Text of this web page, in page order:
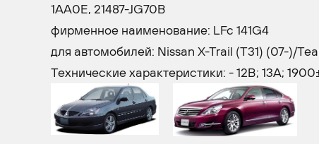
1AA0E, 21487-JG70B
фирменное наименование: LFc 141G4
для автомобилей: Nissan X-Trail (T31) (07-)/
Технические характеристики: - 12В; 13A;